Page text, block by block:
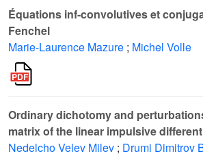
Équations inf-convolutives et
Fenchel
Marie-Laurence Mazure ; Michel Volle
Ordinary dichotomy and
matrix of the linear impulsive
Nedelcho Velev Milev ; Drumi Dimitrov